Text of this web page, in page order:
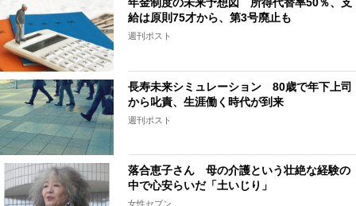
給は原則75才から、第3号廃止も
週刊ポスト
長寿未来シミュレーション 80歳で年下上司
から叱責、生涯働く時代が到来
週刊ポスト
落合恵子さん 母の介護という壮絶な経験の
中で心安らいだ「土いじり」
女性セブン